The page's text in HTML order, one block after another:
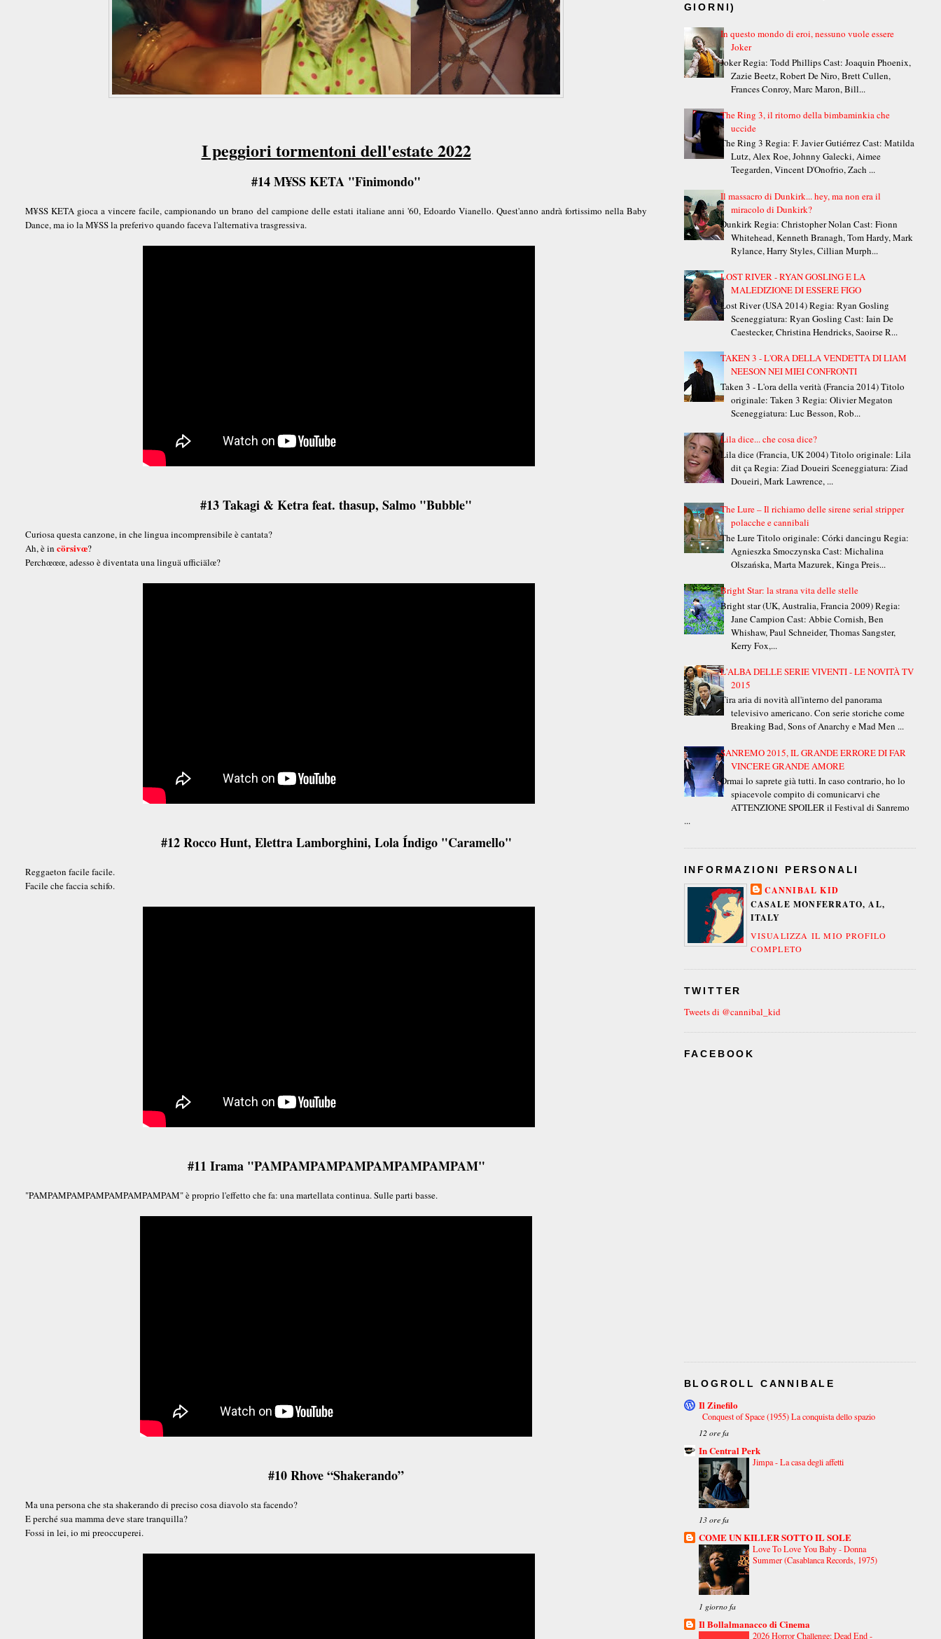
I peggiori tormentoni dell'estate 2022
#14 M¥SS KETA "Finimondo"
M¥SS KETA gioca a vincere facile, campionando un brano del campione delle estati italiane anni '60, Edoardo Vianello. Quest'anno andrà fortissimo nella Baby
Dance, ma io la M¥SS la preferivo quando faceva l'alternativa trasgressiva.
#13 Takagi & Ketra feat. thasup, Salmo "Bubble"
Curiosa questa canzone, in che lingua incomprensibile è cantata?
Ah, è incörsivœ?
Perchœœœ, adesso è diventata una linguä ufficiälœ?
#12 Rocco Hunt, Elettra Lamborghini, Lola Índigo "Caramello"
Reggaeton facile facile.
Facile che faccia schifo.
#11 Irama "PAMPAMPAMPAMPAMPAMPAMPAM"
"PAMPAMPAMPAMPAMPAMPAMPAM" è proprio l'effetto che fa: una martellata continua. Sulle parti basse.
#10 Rhove “Shakerando”
Ma una persona che sta shakerando di preciso cosa diavolo sta facendo?
E perché sua mamma deve stare tranquilla?
Fossi in lei, io mi preoccuperei.
GIORNI)
In questo mondo di eroi, nessuno vuole essere
Joker
Joker Regia: Todd Phillips Cast: Joaquin Phoenix,
Zazie Beetz, Robert De Niro, Brett Cullen,
Frances Conroy, Marc Maron, Bill...
The Ring 3, il ritorno della bimbaminkia che
uccide
The Ring 3 Regia: F. Javier Gutiérrez Cast: Matilda
Lutz, Alex Roe, Johnny Galecki, Aimee
Teegarden, Vincent D'Onofrio, Zach ...
Il massacro di Dunkirk... hey, ma non era il
miracolo di Dunkirk?
Dunkirk Regia: Christopher Nolan Cast: Fionn
Whitehead, Kenneth Branagh, Tom Hardy, Mark
Rylance, Harry Styles, Cillian Murph...
LOST RIVER - RYAN GOSLING E LA
MALEDIZIONE DI ESSERE FIGO
Lost River (USA 2014) Regia: Ryan Gosling
Sceneggiatura: Ryan Gosling Cast: Iain De
Caestecker, Christina Hendricks, Saoirse R...
TAKEN 3 - L'ORA DELLA VENDETTA DI LIAM
NEESON NEI MIEI CONFRONTI
Taken 3 - L'ora della verità (Francia 2014) Titolo
originale: Taken 3 Regia: Olivier Megaton
Sceneggiatura: Luc Besson, Rob...
Lila dice... che cosa dice?
Lila dice (Francia, UK 2004) Titolo originale: Lila
dit ça Regia: Ziad Doueiri Sceneggiatura: Ziad
Doueiri, Mark Lawrence, ...
The Lure – Il richiamo delle sirene serial stripper
polacche e cannibali
The Lure Titolo originale: Córki dancingu Regia:
Agnieszka Smoczynska Cast: Michalina
Olszańska, Marta Mazurek, Kinga Preis...
Bright Star: la strana vita delle stelle
Bright star (UK, Australia, Francia 2009) Regia:
Jane Campion Cast: Abbie Cornish, Ben
Whishaw, Paul Schneider, Thomas Sangster,
Kerry Fox,...
L'ALBA DELLE SERIE VIVENTI - LE NOVITÀ TV
2015
Tira aria di novità all'interno del panorama
televisivo americano. Con serie storiche come
Breaking Bad, Sons of Anarchy e Mad Men ...
SANREMO 2015, IL GRANDE ERRORE DI FAR
VINCERE GRANDE AMORE
Ormai lo saprete già tutti. In caso contrario, ho lo
spiacevole compito di comunicarvi che
ATTENZIONE SPOILER il Festival di Sanremo
...
INFORMAZIONI PERSONALI
CANNIBAL KID
CASALE MONFERRATO, AL,
ITALY
VISUALIZZA IL MIO PROFILO
COMPLETO
TWITTER
Tweets di @cannibal_kid
FACEBOOK
BLOGROLL CANNIBALE
Il Zinefilo
Conquest of Space (1955) La conquista dello spazio
12 ore fa
In Central Perk
Jimpa - La casa degli affetti
13 ore fa
COME UN KILLER SOTTO IL SOLE
Love To Love You Baby - Donna
Summer (Casablanca Records, 1975)
1 giorno fa
Il Bollalmanacco di Cinema
2026 Horror Challenge: Dead End -